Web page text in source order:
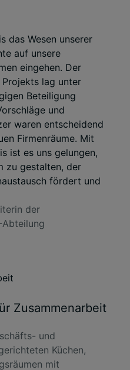
das Wesen unserer
auf unsere
eingehen. Der
lag unter
Beteiligung
und
waren entscheidend
Firmenräume. Mit
ist es uns gelungen,
zu gestalten, der
fördert und
der
Abteilung
Zusammenarbeit
und
Küchen,
mit